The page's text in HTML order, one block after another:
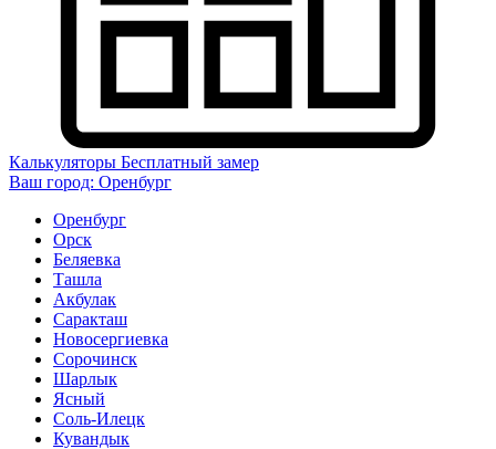
Калькуляторы Бесплатный замер
Ваш город: Оренбург
Оренбург
Орск
Беляевка
Ташла
Акбулак
Саракташ
Новосергиевка
Сорочинск
Шарлык
Ясный
Соль-Илецк
Кувандык